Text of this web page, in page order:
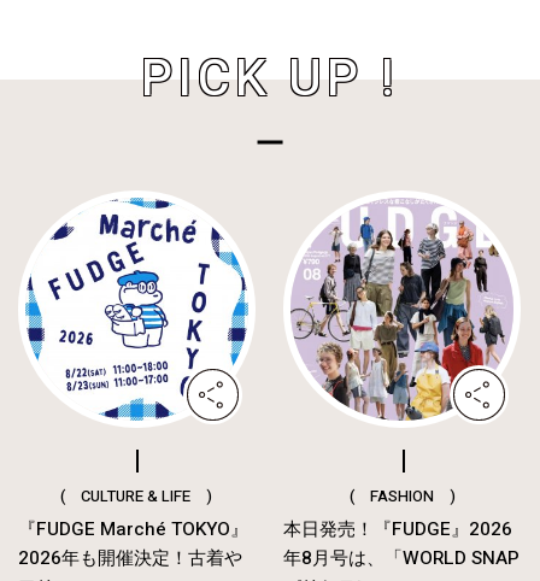
PICK UP !
( CULTURE & LIFE )
『FUDGE Marché TOKYO』
2026年も開催決定！古着や
( FASHION )
本日発売！『FUDGE』2026
年8月号は、「WORLD SNAP